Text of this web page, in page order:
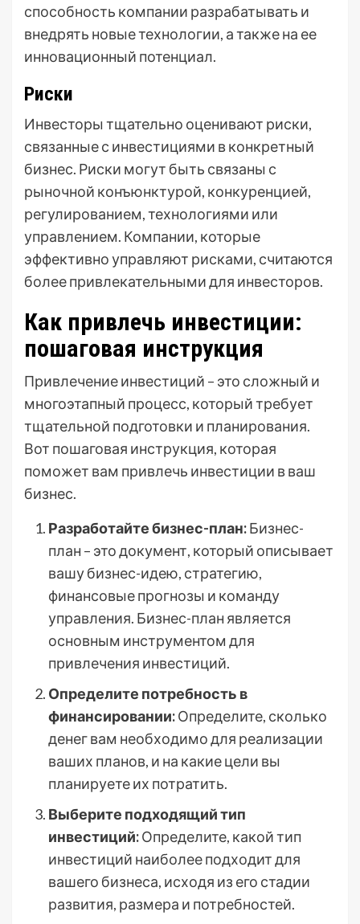
способность компании разрабатывать и
внедрять новые технологии, а также на ее
инновационный потенциал.
Риски
Инвесторы тщательно оценивают риски,
связанные с инвестициями в конкретный
бизнес. Риски могут быть связаны с
рыночной конъюнктурой, конкуренцией,
регулированием, технологиями или
управлением. Компании, которые
эффективно управляют рисками, считаются
более привлекательными для инвесторов.
Как привлечь инвестиции:
пошаговая инструкция
Привлечение инвестиций – это сложный и
многоэтапный процесс, который требует
тщательной подготовки и планирования.
Вот пошаговая инструкция, которая
поможет вам привлечь инвестиции в ваш
бизнес.
Разработайте бизнес-план:Бизнес-
план – это документ, который описывает
вашу бизнес-идею, стратегию,
финансовые прогнозы и команду
управления. Бизнес-план является
основным инструментом для
привлечения инвестиций.
Определите потребность в
финансировании:Определите, сколько
денег вам необходимо для реализации
ваших планов, и на какие цели вы
планируете их потратить.
Выберите подходящий тип
инвестиций:Определите, какой тип
инвестиций наиболее подходит для
вашего бизнеса, исходя из его стадии
развития, размера и потребностей.